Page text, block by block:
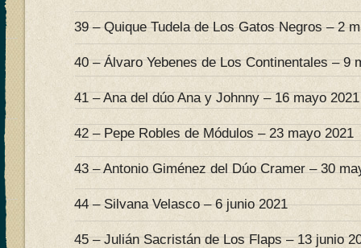
39 – Quique Tudela de Los Gatos Negros – 2
40 – Álvaro Yebenes de Los Continentales – 9
41 – Ana del dúo Ana y Johnny – 16 mayo 2021
42 – Pepe Robles de Módulos – 23 mayo 2021
43 – Antonio Giménez del Dúo Cramer – 30
44 – Silvana Velasco – 6 junio 2021
45 – Julián Sacristán de Los Flaps – 13 junio